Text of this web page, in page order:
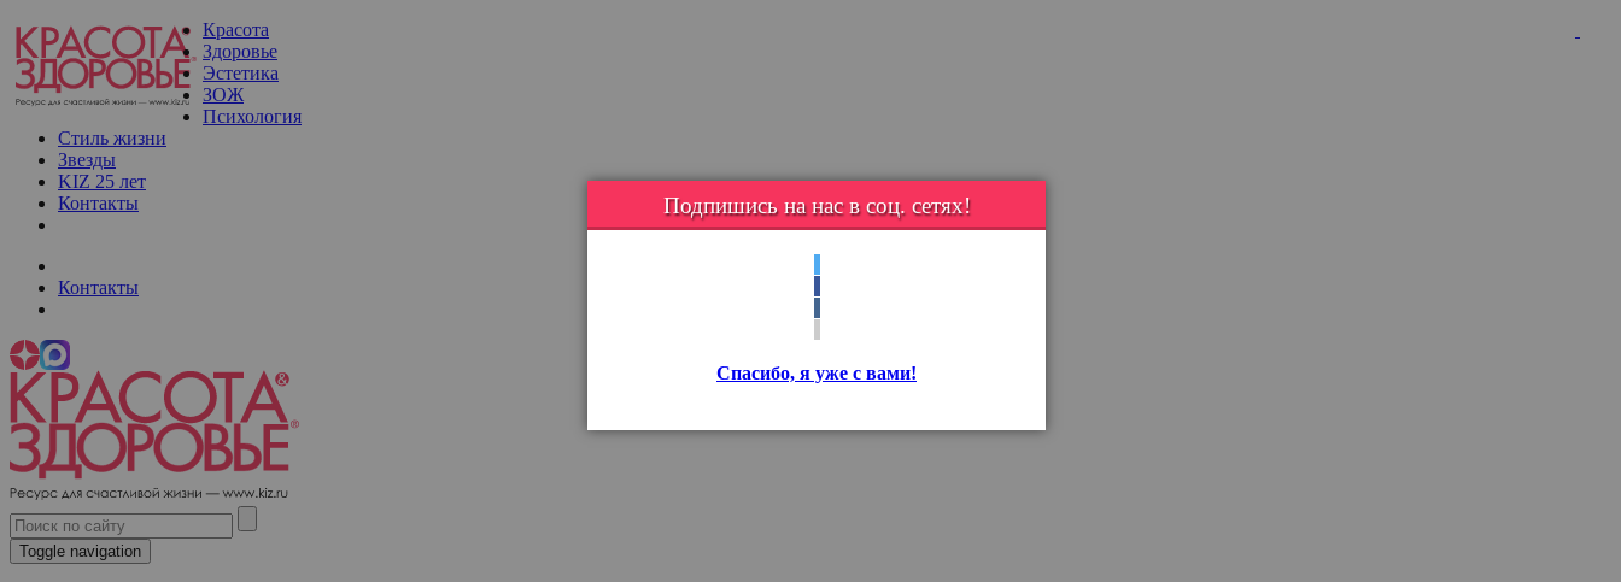
Красота
Здоровье
Эстетика
ЗОЖ
Психология
Стиль жизни
Звезды
KIZ 25 лет
Контакты
Контакты
Toggle navigation
Подпишись на нас в соц. сетях!
Спасибо, я уже с вами!